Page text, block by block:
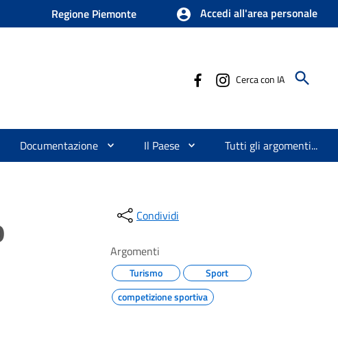
Regione Piemonte Accedi all'area personale
Cerca con IA
Documentazione Il Paese Tutti gli argomenti...
Condividi
Argomenti
Turismo
Sport
competizione sportiva